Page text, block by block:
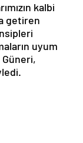
kalbi
getiren
uyum